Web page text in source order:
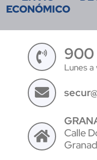
ECONÓMICO
900
Lunes a
Calle